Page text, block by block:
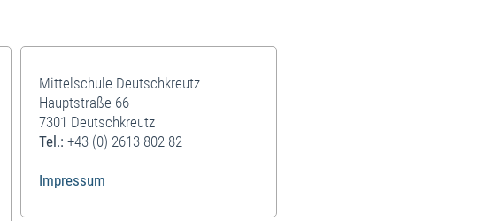
Mittelschule Deutschkreutz
Hauptstraße 66
7301 Deutschkreutz
Tel.: +43 (0) 2613 802 82
Impressum